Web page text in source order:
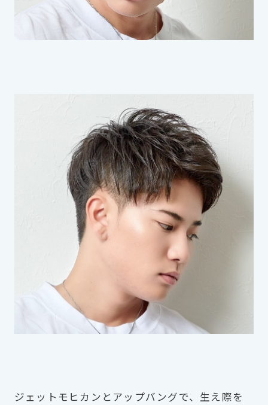
ジェットモヒカンとアップバングで、生え際を